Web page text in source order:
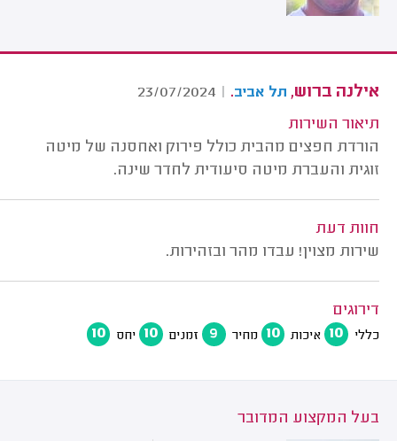
אילנה ברוש, תל אביב.
|
23/07/2024
תיאור השירות
הורדת חפצים מהבית כולל פירוק ואחסנה של מיטה
זוגית והעברת מיטה סיעודית לחדר שינה.
חוות דעת
שירות מצוין! עבדו מהר ובזהירות.
דירוגים
כללי 10 איכות 10 מחיר 9 זמנים 10 יחס 10
בעל המקצוע המדובר